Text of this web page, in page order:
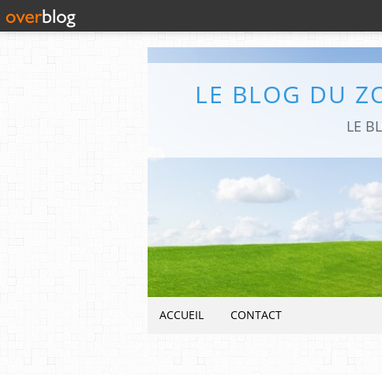
LE BLOG DU
LE
ACCUEIL CONTACT